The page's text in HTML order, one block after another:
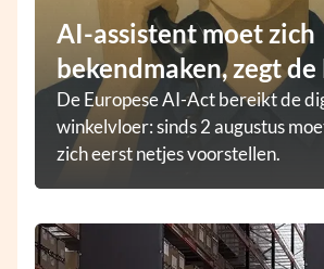
AI-assistent moet zich
bekendmaken, zegt de
De Europese AI-Act bereikt de
winkelvloer: sinds 2 augustus
zich eerst netjes voorstellen.